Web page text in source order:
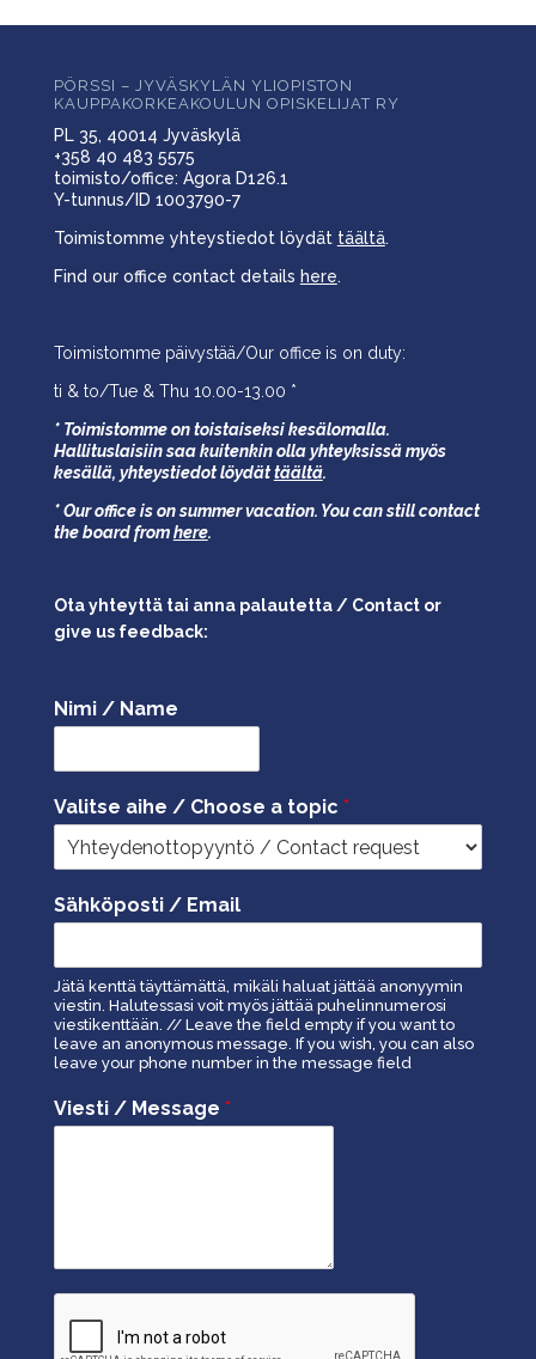
PÖRSSI – JYVÄSKYLÄN YLIOPISTON
KAUPPAKORKEAKOULUN OPISKELIJAT RY
PL 35, 40014 Jyväskylä
+358 40 483 5575
toimisto/office: Agora D126.1
Y-tunnus/ID 1003790-7
Toimistomme yhteystiedot löydät täältä.
Find our office contact details here.
Toimistomme päivystää/Our office is on duty:
ti & to/Tue & Thu 10.00-13.00 *
* Toimistomme on toistaiseksi kesälomalla.
Hallituslaisiin saa kuitenkin olla yhteyksissä myös
kesällä, yhteystiedot löydättäältä.
* Our office is on summer vacation. You can still contact
the board fromhere.
Ota yhteyttä tai anna palautetta / Contact or
give us feedback:
Nimi / Name
Valitse aihe / Choose a topic *
Sähköposti / Email
Jätä kenttä täyttämättä, mikäli haluat jättää anonyymin
viestin. Halutessasi voit myös jättää puhelinnumerosi
viestikenttään. // Leave the field empty if you want to
leave an anonymous message. If you wish, you can also
leave your phone number in the message field
Viesti / Message *